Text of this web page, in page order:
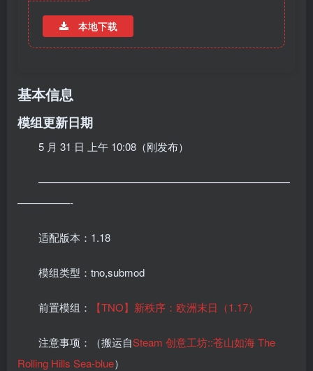
本地下载
基本信息
模组更新日期
5 月 31 日 上午 10:08（刚发布）
————————————————————————
—————-
适配版本：1.18
模组类型：tno,submod
前置模组： 【TNO】新秩序：欧洲末日（1.17）
注意事项：（搬运自Steam 创意工坊::苍山如海 The
Rolling Hills Sea-blue）